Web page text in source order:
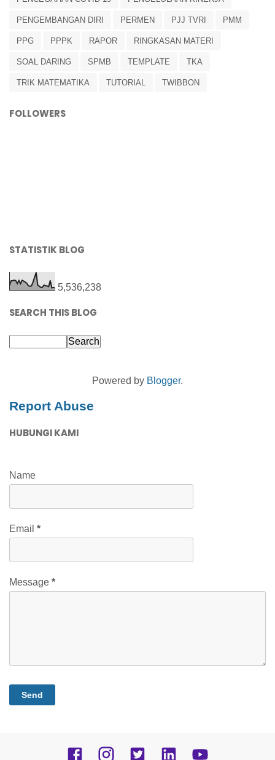
PENGEMBANGAN DIRI PERMEN PJJ TVRI PMM
PPG PPPK RAPOR RINGKASAN MATERI
SOAL DARING SPMB TEMPLATE TKA
TRIK MATEMATIKA TUTORIAL TWIBBON
FOLLOWERS
STATISTIK BLOG
5,536,238
SEARCH THIS BLOG
Powered by Blogger.
Report Abuse
HUBUNGI KAMI
Name
Email *
Message *